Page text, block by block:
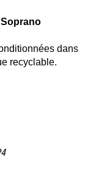
dans
recyclable.